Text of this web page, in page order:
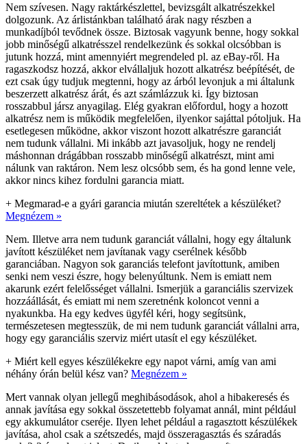
Nem szívesen. Nagy raktárkészlettel, bevizsgált alkatrészekkel
dolgozunk. Az árlistánkban található árak nagy részben a
munkadíjból tevődnek össze. Biztosak vagyunk benne, hogy sokkal
jobb minőségű alkatrésszel rendelkezünk és sokkal olcsóbban is
jutunk hozzá, mint amennyiért megrendeled pl. az eBay-ről. Ha
ragaszkodsz hozzá, akkor elvállaljuk hozott alkatrész beépítését, de
ezt csak úgy tudjuk megtenni, hogy az árból levonjuk a mi általunk
beszerzett alkatrész árát, és azt számlázzuk ki. Így biztosan
rosszabbul jársz anyagilag. Elég gyakran előfordul, hogy a hozott
alkatrész nem is működik megfelelően, ilyenkor sajáttal pótoljuk. Ha
esetlegesen működne, akkor viszont hozott alkatrészre garanciát
nem tudunk vállalni. Mi inkább azt javasoljuk, hogy ne rendelj
máshonnan drágábban rosszabb minőségű alkatrészt, mint ami
nálunk van raktáron. Nem lesz olcsóbb sem, és ha gond lenne vele,
akkor nincs kihez fordulni garancia miatt.
+ Megmarad-e a gyári garancia miután szereltétek a készüléket?
Megnézem »
Nem. Illetve arra nem tudunk garanciát vállalni, hogy egy általunk
javított készüléket nem javítanak vagy cserélnek később
garanciában. Nagyon sok garanciás telefont javítottunk, amiben
senki nem veszi észre, hogy belenyúltunk. Nem is emiatt nem
akarunk ezért felelősséget vállalni. Ismerjük a garanciális szervizek
hozzáállását, és emiatt mi nem szeretnénk koloncot venni a
nyakunkba. Ha egy kedves ügyfél kéri, hogy segítsünk,
természetesen megtesszük, de mi nem tudunk garanciát vállalni arra,
hogy egy garanciális szerviz miért utasít el egy készüléket.
+ Miért kell egyes készülékekre egy napot várni, amíg van ami
néhány órán belül kész van? Megnézem »
Mert vannak olyan jellegű meghibásodások, ahol a hibakeresés és
annak javítása egy sokkal összetettebb folyamat annál, mint például
egy akkumulátor cseréje. Ilyen lehet például a ragasztott készülékek
javítása, ahol csak a szétszedés, majd összeragasztás és száradás